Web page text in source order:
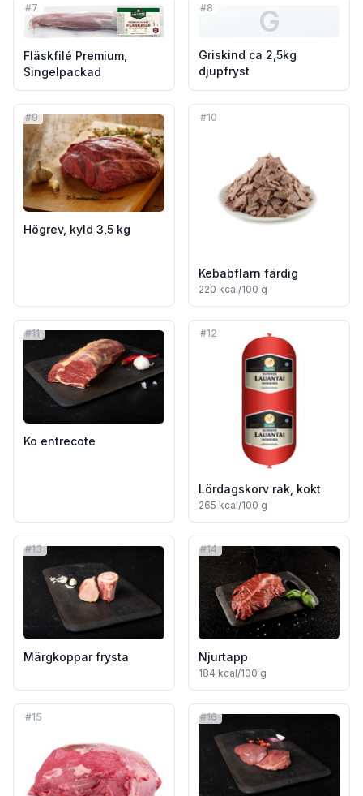
#7
Fläskfilé Premium,
Singelpackad
#8 G
Griskind ca 2,5kg
djupfryst
#9
Högrev, kyld 3,5 kg
#10
Kebabflarn färdig
220 kcal/100 g
#11
Ko entrecote
#12
Lördagskorv rak, kokt
265 kcal/100 g
#13
Märgkoppar frysta
#14
Njurtapp
184 kcal/100 g
#15 #16